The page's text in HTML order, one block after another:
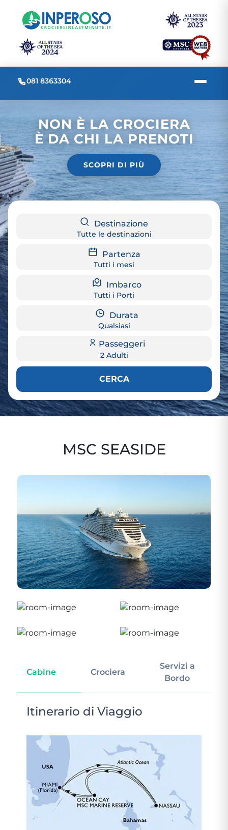
081 8363304
NON È LA CROCIERA
È DA CHI LA PRENOTI
SCOPRI DI PIÙ
Destinazione
Tutte le destinazioni
Partenza
Tutti i mesi
Imbarco
Tutti i Porti
Durata
Qualsiasi
Passeggeri
2 Adulti
CERCA
MSC SEASIDE
Cabine Crociera
Servizi a
Bordo
Itinerario di Viaggio